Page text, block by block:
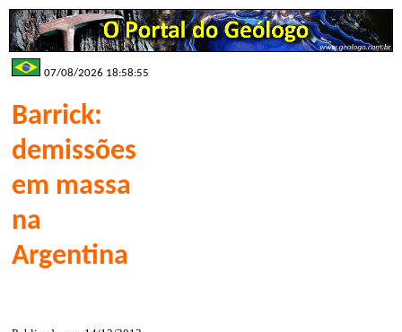
07/08/2026 18:58:55
Barrick:
demissões
em massa
na
Argentina